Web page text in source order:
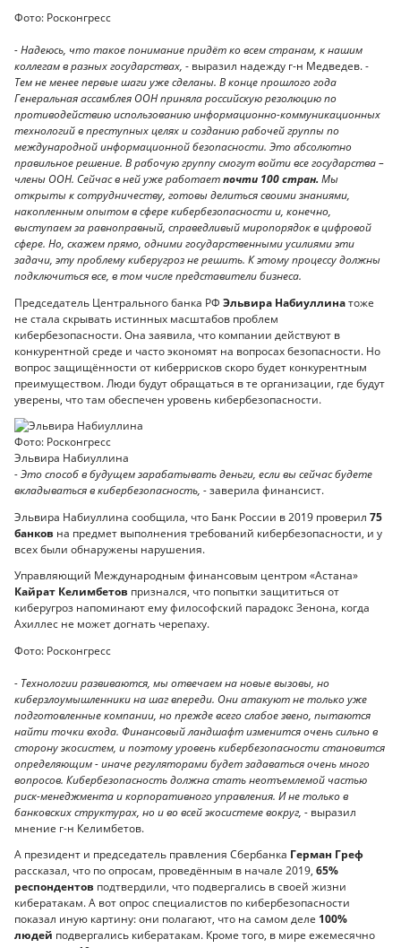
Фото: Росконгресс
- Надеюсь, что такое понимание придёт ко всем странам, к нашим
коллегам в разных государствах, - выразил надежду г-н Медведев. -
Тем не менее первые шаги уже сделаны. В конце прошлого года
Генеральнаяассамблея ООН приняла российскую резолюцию по
противодействию использованию информационно-коммуникационных
технологий в преступных целях и созданию рабочей группы по
международной информационной безопасности. Это абсолютно
правильное решение. В рабочую группу смогут войти все государства –
члены ООН. Сейчас в ней уже работаетпочти 100 стран. Мы
открыты к сотрудничеству, готовы делиться своими знаниями,
накопленным опытом в сфере кибербезопасности и, конечно,
выступаем за равноправный, справедливый миропорядок в цифровой
сфере. Но, скажем прямо, одними государственными усилиями эти
задачи, эту проблему киберугроз не решить. К этому процессу должны
подключиться все, в том числе представители бизнеса.
Председатель Центрального банка РФ Эльвира Набиуллинатоже
не стала скрывать истинных масштабов проблем
кибербезопасности. Она заявила, что компании действуют в
конкурентной среде и часто экономят на вопросах безопасности. Но
вопрос защищённости от киберрисков скоро будет конкурентным
преимуществом. Люди будут обращаться в те организации, где будут
уверены, что там обеспечен уровень кибербезопасности.
Фото: Росконгресс
Эльвира Набиуллина
- Это способ в будущем зарабатывать деньги, если вы сейчас будете
вкладываться в кибербезопасность, -заверила финансист.
Эльвира Набиуллина сообщила, что Банк России в 2019 проверил 75
банков на предмет выполнения требований кибербезопасности, и у
всех были обнаружены нарушения.
Управляющий Международным финансовым центром «Астана»
Кайрат Келимбетов признался, что попытки защититься от
киберугроз напоминают ему философский парадокс Зенона, когда
Ахиллес не может догнать черепаху.
Фото: Росконгресс
- Технологии развиваются, мы отвечаем на новые вызовы, но
киберзлоумышленники на шаг впереди. Они атакуют не только уже
подготовленные компании, но прежде всего слабое звено, пытаются
найти точки входа. Финансовый ландшафт изменится очень сильно в
сторону экосистем, и поэтому уровень кибербезопасности становится
определяющим - иначе регуляторами будет задаваться очень много
вопросов. Кибербезопасность должна стать неотъемлемой частью
риск-менеджмента и корпоративного управления. И не только в
банковских структурах, но и во всей экосистеме вокруг, - выразил
мнение г-н Келимбетов.
А президент и председатель правления Сбербанка Герман Греф
рассказал, что по опросам, проведённым в начале 2019, 65%
респондентов подтвердили, что подвергались в своей жизни
кибератакам. А вот опрос специалистов по кибербезопасности
показал иную картину: они полагают, что на самом деле 100%
людей подвергались кибератакам. Кроме того, в мире ежемесячно